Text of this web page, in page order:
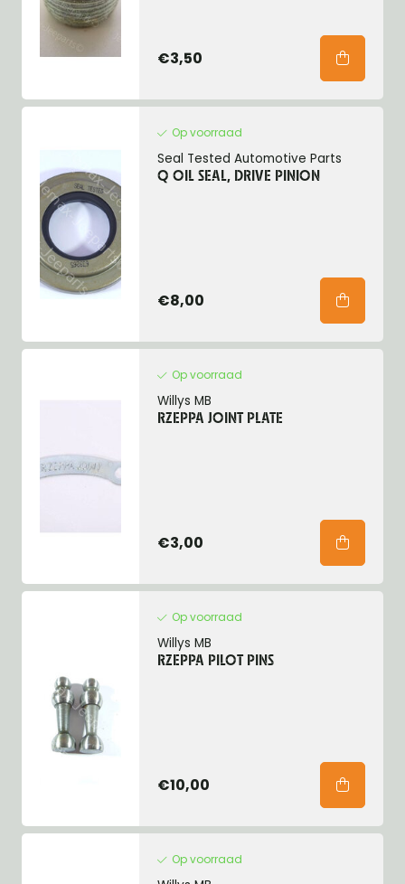
€3,50
Op voorraad
Seal Tested Automotive Parts
Q OIL SEAL, DRIVE PINION
€8,00
Op voorraad
Willys MB
RZEPPA JOINT PLATE
€3,00
Op voorraad
Willys MB
RZEPPA PILOT PINS
€10,00
Op voorraad